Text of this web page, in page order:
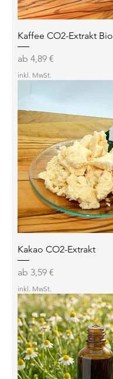
Kaffee CO2-Extrakt Bio
ab 4,89 €
Sale-Preis
inkl. MwSt.
Kakao CO2-Extrakt
ab 3,59 €
Sale-Preis
inkl. MwSt.